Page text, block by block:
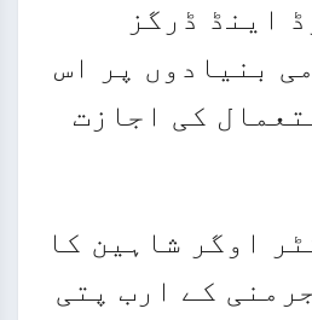
اینڈ ڈرگز
بنیادوں پر اس
کی اجازت
اوگر شاہین کا
کے ارب پتی